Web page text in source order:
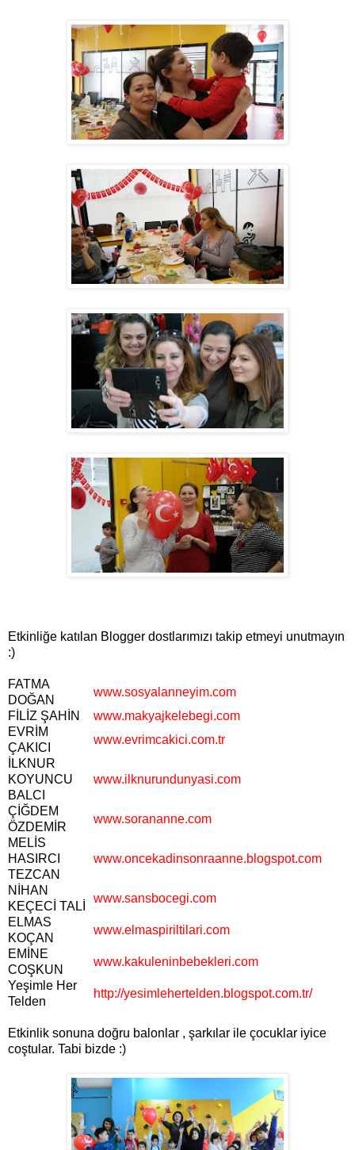
Etkinliğe katılan Blogger dostlarımızı takip etmeyi unutmayın
:)
FATMA
DOĞAN
www.sosyalanneyim.com
FİLİZ ŞAHİN
www.makyajkelebegi.com
EVRİM
ÇAKICI
www.evrimcakici.com.tr
İLKNUR
KOYUNCU
BALCI
www.ilknurundunyasi.com
ÇİĞDEM
ÖZDEMİR
www.sorananne.com
MELİS
HASIRCI
TEZCAN
www.oncekadinsonraanne.blogspot.com
NİHAN
KEÇECİ TALİ
www.sansbocegi.com
ELMAS
KOÇAN
www.elmaspiriltilari.com
EMİNE
COŞKUN
www.kakuleninbebekleri.com
Yeşimle Her
Telden
http://yesimlehertelden.blogspot.com.tr/
Etkinlik sonuna doğru balonlar , şarkılar ile çocuklar iyice
coştular. Tabi bizde :)